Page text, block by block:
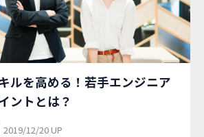
ルを高める！若手エンジニア
ントとは？
2019/12/20 UP